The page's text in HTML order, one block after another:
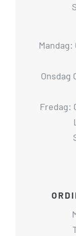
Mandag:
Onsdag
Fredag: